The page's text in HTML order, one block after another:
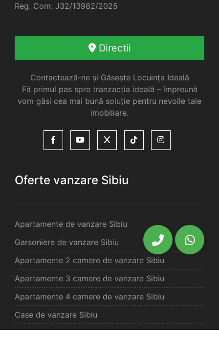
Reg. Com: J32/13982/2025
Directii
Contactează-ne și Găsește Locuința Ideală
Fă primul pas spre tranzacția ideală – împreună
vom găsi cea mai bună soluție pentru nevoile tale
imobiliare.
Oferte vanzare Sibiu
Apartamente de vanzare Sibiu
Garsoniere de vanzare Sibiu
Apartamente 2 camere de vanzare Sibiu
Apartamente 3 camere de vanzare Sibiu
Apartamente 4 camere de vanzare Sibiu
Case de vanzare Sibiu
Spatii comercilale de vanzare Sibiu